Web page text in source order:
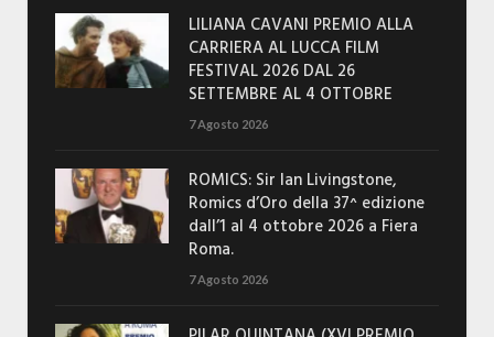
LILIANA CAVANI PREMIO ALLA
CARRIERA AL LUCCA FILM
FESTIVAL 2026 DAL 26
SETTEMBRE AL 4 OTTOBRE
7 Agosto 2026
ROMICS: Sir Ian Livingstone,
Romics d’Oro della 37^ edizione
dall’1 al 4 ottobre 2026 a Fiera
Roma.
7 Agosto 2026